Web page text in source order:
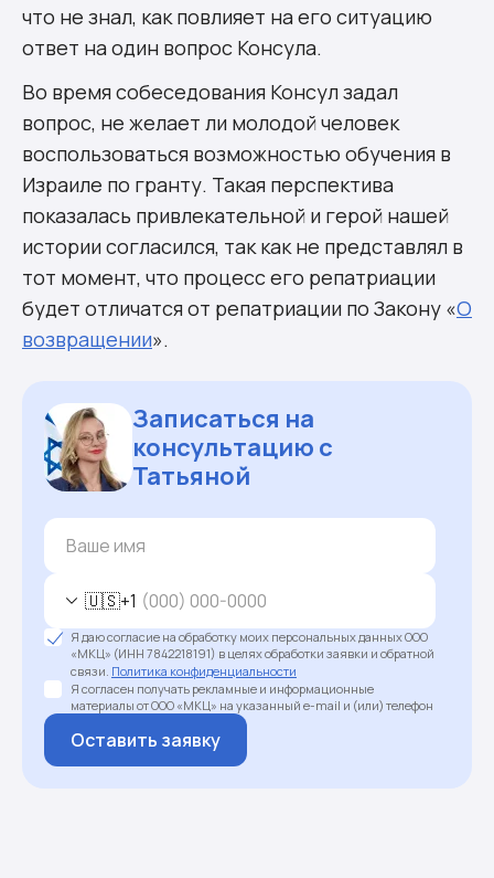
что не знал, как повлияет на его ситуацию
ответ на один вопрос Консула.
Во время собеседования Консул задал
вопрос, не желает ли молодой человек
воспользоваться возможностью обучения в
Израиле по гранту. Такая перспектива
показалась привлекательной и герой нашей
истории согласился, так как не представлял в
тот момент, что процесс его репатриации
будет отличатся от репатриации по Закону «О
возвращении».
Записаться на
консультацию с
Татьяной
🇺🇸+1
Я даю согласие на обработку моих персональных данных ООО
«МКЦ» (ИНН 7842218191) в целях обработки заявки и обратной
связи. Политика конфиденциальности
Я согласен получать рекламные и информационные
материалы от ООО «МКЦ» на указанный e-mail и (или) телефон
Оставить заявку